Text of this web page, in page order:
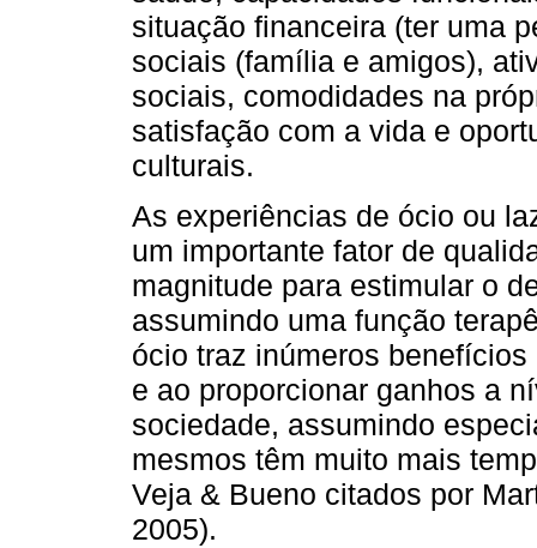
situação financeira (ter uma
sociais (família e amigos),
sociais, comodidades na
satisfação com a vida e
culturais.
As experiências de ócio ou
um importante fator de
magnitude para estimular o
assumindo uma função
ócio traz inúmeros
e ao proporcionar ganhos a
sociedade, assumindo
mesmos têm muito mais
Veja & Bueno citados por
2005).